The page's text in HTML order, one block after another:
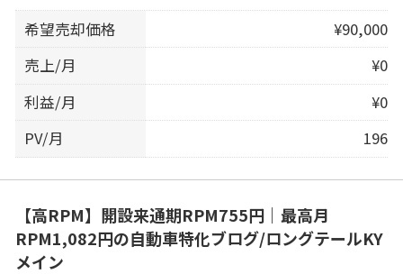
希望売却価格
¥90,000
売上/月
¥0
利益/月
¥0
PV/月
196
【高RPM】開設来通期RPM755円｜最高月
RPM1,082円の自動車特化ブログ/ロングテールKY
メイン